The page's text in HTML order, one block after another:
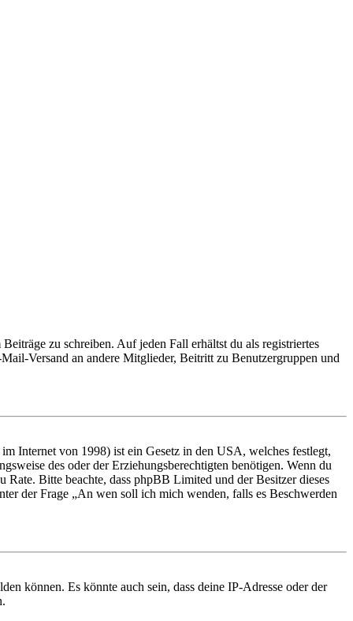
zu schreiben. Auf jeden Fall erhältst du als registriertes
Versand an andere Mitglieder, Beitritt zu Benutzergruppen und
Internet von 1998) ist ein Gesetz in den USA, welches festlegt,
des oder der Erziehungsberechtigten benötigen. Wenn du
Bitte beachte, dass phpBB Limited und der Besitzer dieses
der Frage „An wen soll ich mich wenden, falls es Beschwerden
können. Es könnte auch sein, dass deine IP-Adresse oder der